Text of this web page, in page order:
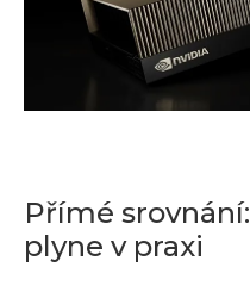
Přímé
plyne v praxi